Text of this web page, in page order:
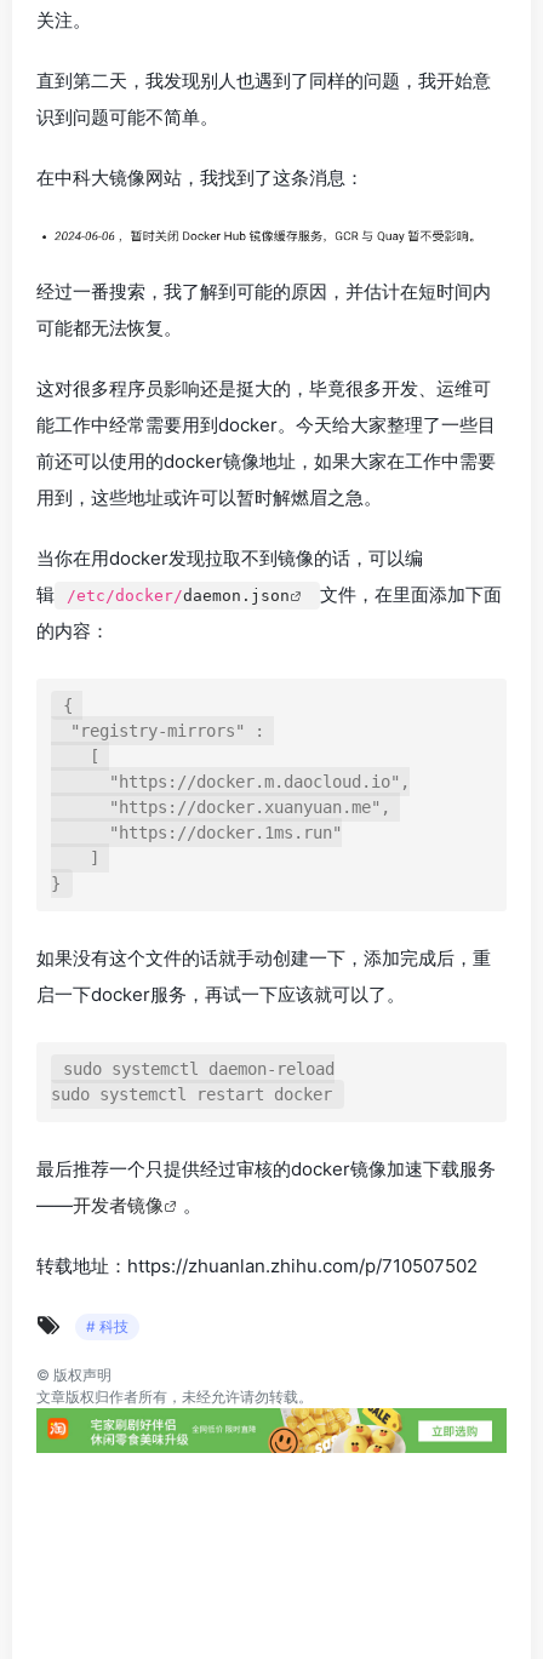
关注。
直到第二天，我发现别人也遇到了同样的问题，我开始意
识到问题可能不简单。
在中科大镜像网站，我找到了这条消息：
经过一番搜索，我了解到可能的原因，并估计在短时间内
可能都无法恢复。
这对很多程序员影响还是挺大的，毕竟很多开发、 运维可
能工作中经常需要用到docker。今天给大家整理了一些目
前还可以使用的docker镜像地址，如果大家在工作中需要
用到，这些地址或许可以暂时解燃眉之急。
当你在用docker发现拉取不到镜像的话，可以编
辑
/etc/docker/daemon.json
文件，在里面添加下面
的内容：
{
"registry-mirrors"
:
[
"https://docker.m.daocloud.io" ,
"https://docker.xuanyuan.me" ,
"https://docker.1ms.run"
]
}
如果没有这个文件的话就手动创建一下，添加完成后，重
启一下docker服务，再试一下应该就可以了。
sudo systemctl daemon-reload
sudo systemctl restart docker
最后推荐一个只提供经过审核的docker镜像加速下载服务
——开发者镜像 。
转载地址：https://zhuanlan.zhihu.com/p/710507502
# 科技
© 版权声明
文章版权归作者所有，未经允许请勿转载。